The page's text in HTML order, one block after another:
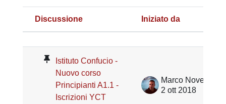
Stato
Discussione Iniziato da
Istituto Confucio -
Nuovo corso
Principianti A1.1 -
Iscrizioni YCT
Marco Noventa
2 ott 2018